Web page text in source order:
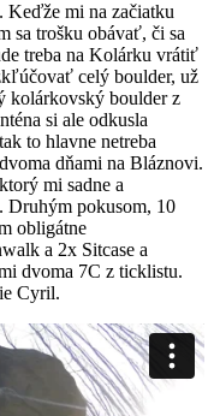
mi na začiatku
sa trošku obávať, či sa
treba na Kolárku vrátiť
celý boulder, už
kolárkovský boulder z
si ale odkusla
to hlavne netreba
dňami na Bláznovi.
mi sadne a
Druhým pokusom, 10
obligátne
a 2x Sitcase a
dvoma 7C z ticklistu.
Cyril.